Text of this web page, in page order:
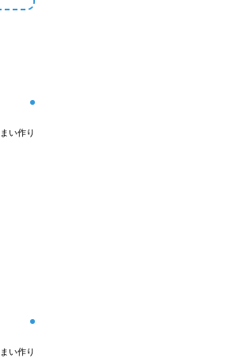
い作り
い作り